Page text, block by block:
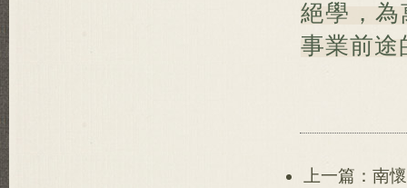
絕學，為
事業前途
上一篇：南